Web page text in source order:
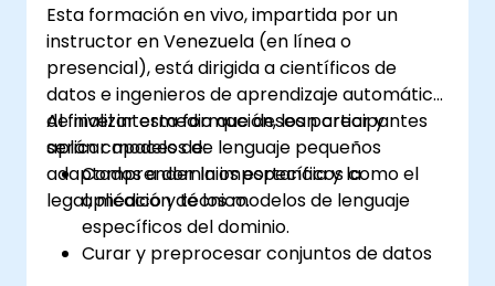
Esta formación en vivo, impartida por un
instructor en Venezuela (en línea o
presencial), está dirigida a científicos de
datos e ingenieros de aprendizaje automático
de nivel intermedio que desean crear y
aplicar modelos de lenguaje pequeños
adaptados a dominios específicos como el
legal, médico y técnico.
Al finalizar esta formación, los participantes
serán capaces de:
Comprender la importancia y la
aplicación de los modelos de lenguaje
específicos del dominio.
Curar y preprocesar conjuntos de datos